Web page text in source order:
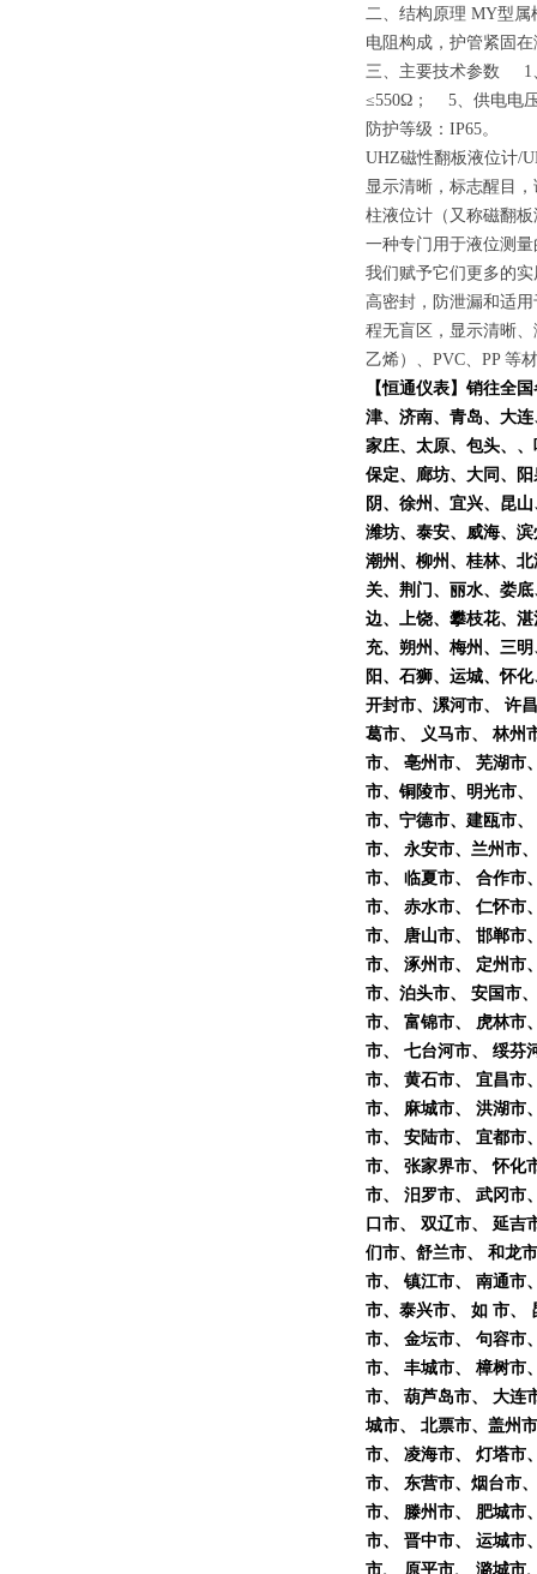
二、结构原理 MY型属
电阻构成，护管紧固
三、主要技术参数 1
≤550Ω； 5、供电电
防护等级：IP65。
UHZ磁性翻板液位计
显示清晰，标志醒目
柱液位计（又称磁翻
一种专门用于液位测
我们赋予它们更多的
高密封，防泄漏和适
程无盲区，显示清晰
乙烯）、PVC、PP 等
【恒通仪表】销往全
津、济南、青岛、大
家庄、太原、包头、
保定、廊坊、大同、
阴、徐州、宜兴、昆
潍坊、泰安、威海、
潮州、柳州、桂林、
关、荆门、丽水、娄
边、上饶、攀枝花、
充、朔州、梅州、三
阳、石狮、运城、怀
开封市、漯河市、 许
葛市、 义马市、 林州
市、 亳州市、 芜湖市
市、铜陵市、明光市
市、宁德市、建瓯市
市、 永安市、兰州市
市、 临夏市、 合作市
市、 赤水市、 仁怀市
市、 唐山市、 邯郸市
市、 涿州市、 定州市
市、泊头市、 安国市
市、 富锦市、 虎林市
市、 七台河市、 绥芬
市、 黄石市、 宜昌市
市、 麻城市、 洪湖市
市、 安陆市、 宜都市
市、 张家界市、 怀化
市、 汨罗市、 武冈市
口市、 双辽市、 延吉
们市、舒兰市、 和龙
市、 镇江市、 南通市
市、泰兴市、 如 市、
市、 金坛市、 句容市
市、 丰城市、 樟树市
市、 葫芦岛市、 大连
城市、 北票市、盖州
市、 凌海市、 灯塔市
市、 东营市、烟台市
市、 滕州市、 肥城市
市、 晋中市、 运城市
市、 原平市、 潞城市